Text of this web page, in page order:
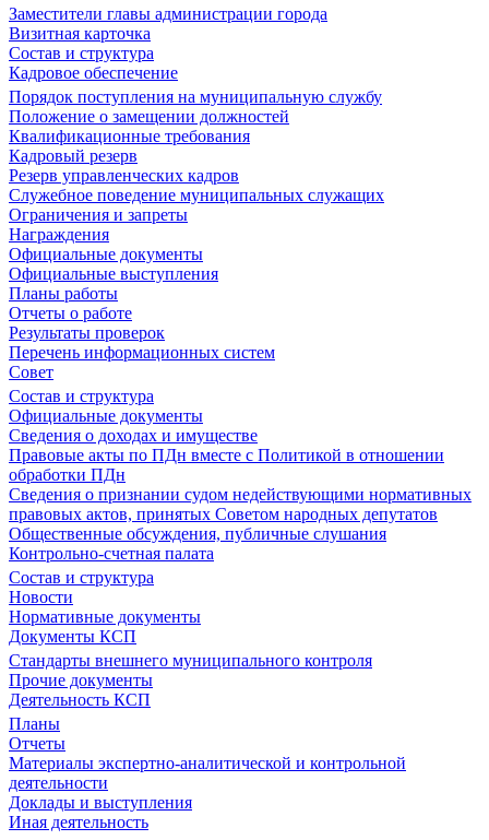
Заместители главы администрации города
Визитная карточка
Состав и структура
Кадровое обеспечение
Порядок поступления на муниципальную службу
Положение о замещении должностей
Квалификационные требования
Кадровый резерв
Резерв управленческих кадров
Служебное поведение муниципальных служащих
Ограничения и запреты
Награждения
Официальные документы
Официальные выступления
Планы работы
Отчеты о работе
Результаты проверок
Перечень информационных систем
Совет
Состав и структура
Официальные документы
Сведения о доходах и имуществе
Правовые акты по ПДн вместе с Политикой в отношении
обработки ПДн
Сведения о признании судом недействующими нормативных
правовых актов, принятых Советом народных депутатов
Общественные обсуждения, публичные слушания
Контрольно-счетная палата
Состав и структура
Новости
Нормативные документы
Документы КСП
Стандарты внешнего муниципального контроля
Прочие документы
Деятельность КСП
Планы
Отчеты
Материалы экспертно-аналитической и контрольной
деятельности
Доклады и выступления
Иная деятельность